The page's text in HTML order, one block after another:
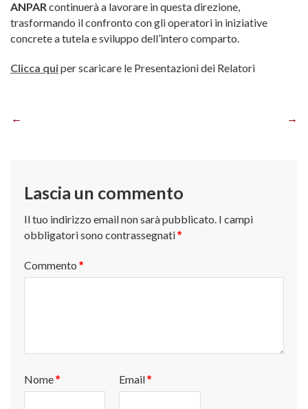
ANPARcontinuerà a lavorare in questa direzione,
trasformando il confronto con gli operatori in iniziative
concrete a tutela e sviluppo dell’intero comparto.
Clicca quiper scaricare le Presentazioni dei Relatori
Navigazione
Lascia un commento
Il tuo indirizzo email non sarà pubblicato. I campi
obbligatori sono contrassegnati*
Commento *
Nome* Email*